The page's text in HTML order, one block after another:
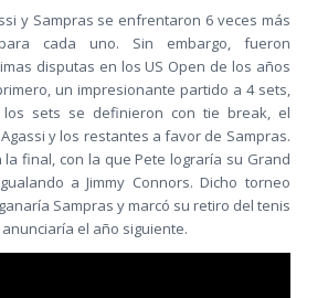
y Sampras se enfrentaron 6 veces más
cada uno. Sin embargo, fueron
disputas en los US Open de los años
un impresionante partido a 4 sets,
sets se definieron con tie break, el
y los restantes a favor de Sampras.
la final, con la que Pete lograría su Grand
a Jimmy Connors. Dicho torneo
Sampras y marcó su retiro del tenis
el año siguiente.